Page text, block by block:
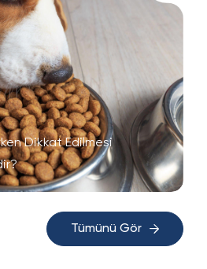
Dikkat Edilmesi
Tümünü Gör